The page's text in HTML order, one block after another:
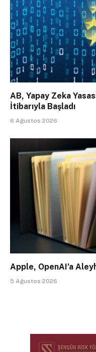
AB, Yapay Zeka
İtibarıyla Başladı
6 Ağustos 2026
Apple, OpenAI’a
5 Ağustos 2026